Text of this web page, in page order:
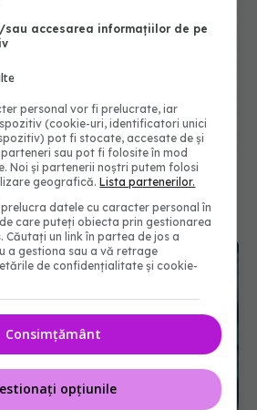
mai des sunt mai
19. Explicațiile cercetătorilor
sau accesarea informațiilor de pe
personal vor fi prelucrate, iar
(cookie-uri, identificatori unici
pot fi stocate, accesate de și
sau pot fi folosite în mod
Noi și partenerii noștri putem folosi
geografică.Lista partenerilor.
datele cu caracter personal în
care puteți obiecta prin gestionarea
Căutați un link în partea de jos a
a gestiona sau a vă retrage
de confidențialitate și cookie-
Consimțământ
opțiunile